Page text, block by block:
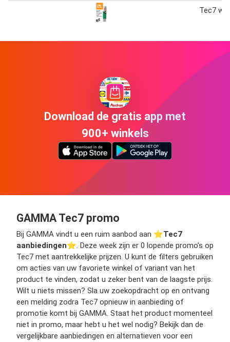
Tec7
Download de gratis app met
900+ winkels
GAMMA Tec7 promo
Bij GAMMA vindt u een ruim aanbod aan ⭐️Tec7
aanbiedingen⭐️. Deze week zijn er 0 lopende promo’s op
Tec7 met aantrekkelijke prijzen. U kunt de filters gebruiken
om acties van uw favoriete winkel of variant van het
product te vinden, zodat u zeker bent van de laagste prijs.
Wilt u niets missen? Sla uw zoekopdracht op en ontvang
een melding zodra Tec7 opnieuw in aanbieding of
promotie komt bij GAMMA. Staat het product momenteel
niet in promo, maar hebt u het wel nodig? Bekijk dan de
vergelijkbare aanbiedingen en alternatieven voor een